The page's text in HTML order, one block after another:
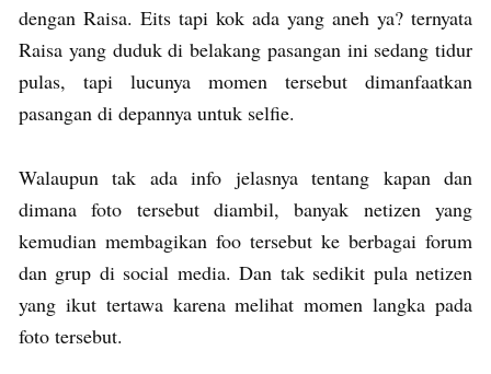
dengan Raisa. Eits tapi kok ada yang aneh ya? ternyata
Raisa yang duduk di belakang pasangan ini sedang tidur
pulas, tapi lucunya momen tersebut dimanfaatkan
pasangan di depannya untuk selfie.
Walaupun tak ada info jelasnya tentang kapan dan
dimana foto tersebut diambil, banyak netizen yang
kemudian membagikan foo tersebut ke berbagai forum
dan grup di social media. Dan tak sedikit pula netizen
yang ikut tertawa karena melihat momen langka pada
foto tersebut.